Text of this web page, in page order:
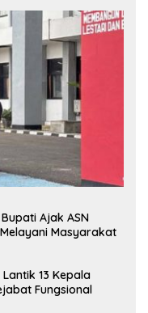
Ajak ASN
Masyarakat
13 Kepala
Fungsional